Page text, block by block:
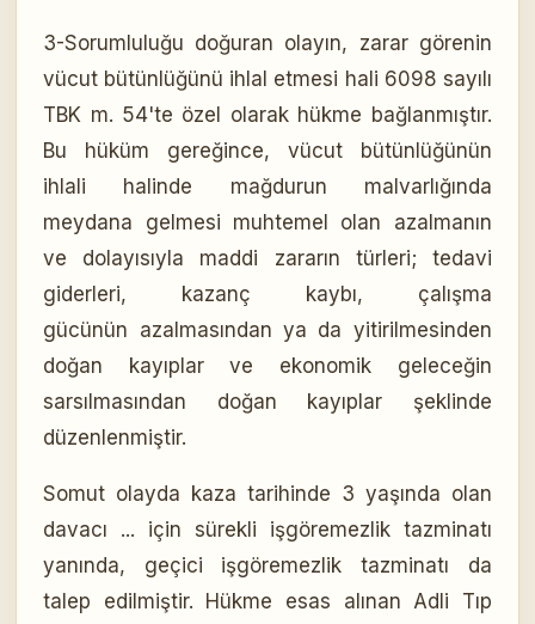
3-Sorumluluğu doğuran olayın, zarar görenin
vücut bütünlüğünü ihlal etmesi hali 6098 sayılı
TBK m. 54'te özel olarak hükme bağlanmıştır.
Bu hüküm gereğince, vücut bütünlüğünün
ihlali halinde mağdurun malvarlığında
meydana gelmesi muhtemel olan azalmanın
ve dolayısıyla maddi zararın türleri; tedavi
giderleri, kazanç kaybı, çalışma
gücünün azalmasından ya da yitirilmesinden
doğan kayıplar ve ekonomik geleceğin
sarsılmasından doğan kayıplar şeklinde
düzenlenmiştir.
Somut olayda kaza tarihinde 3 yaşında olan
davacı ... için sürekli işgöremezlik tazminatı
yanında, geçici işgöremezlik tazminatı da
talep edilmiştir. Hükme esas alınan Adli Tıp